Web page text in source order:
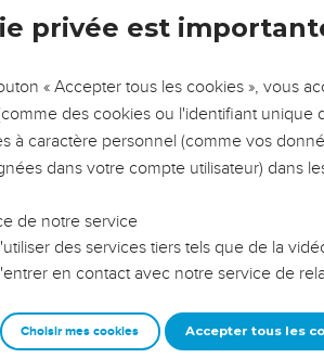
DE L’ANNÉE !
VOTRES ?
impact, leur foi ou leur vision. Mais on voit
ont traversés, alors même que ce sont
reviennent sur les erreurs
plus de sagesse afin que leurs erreurs
une équipe, un groupe ou une famille,
privée est
« Accepter tous les cookies », vous
des cookies ou l'identifiant unique
à caractère personnel (comme vos
dans votre compte utilisateur) dans
de notre service
des services tiers tels que de la
en contact avec notre service de
Choisir mes cookies Accepter tous les